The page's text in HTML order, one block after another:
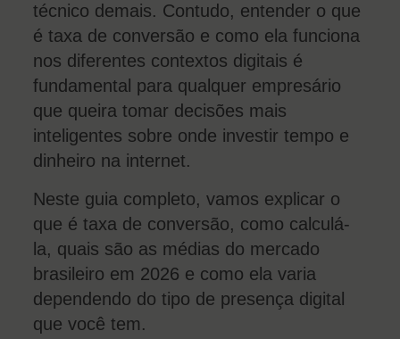
técnico demais. Contudo, entender o que
é taxa de conversão e como ela funciona
nos diferentes contextos digitais é
fundamental para qualquer empresário
que queira tomar decisões mais
inteligentes sobre onde investir tempo e
dinheiro na internet.
Neste guia completo, vamos explicar o
que é taxa de conversão, como calculá-
la, quais são as médias do mercado
brasileiro em 2026 e como ela varia
dependendo do tipo de presença digital
que você tem.